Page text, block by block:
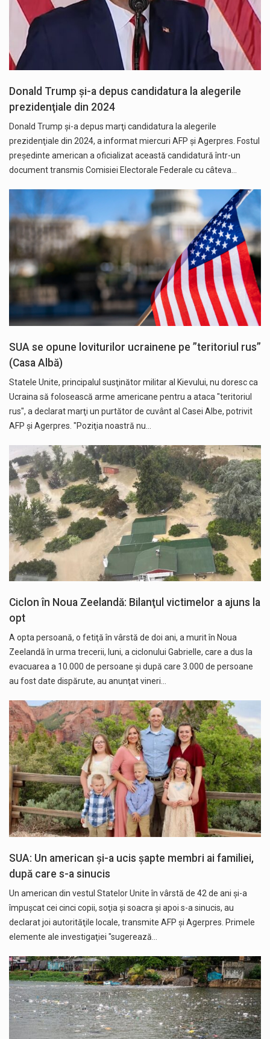
Donald Trump şi-a depus candidatura la alegerile
prezidenţiale din 2024
Donald Trump şi-a depus marţi candidatura la alegerile
prezidenţiale din 2024, a informat miercuri AFP și Agerpres. Fostul
preşedinte american a oficializat această candidatură într-un
document transmis Comisiei Electorale Federale cu câteva…
SUA se opune loviturilor ucrainene pe ”teritoriul rus”
(Casa Albă)
Statele Unite, principalul susţinător militar al Kievului, nu doresc ca
Ucraina să folosească arme americane pentru a ataca "teritoriul
rus", a declarat marţi un purtător de cuvânt al Casei Albe, potrivit
AFP și Agerpres. "Poziţia noastră nu…
Ciclon în Noua Zeelandă: Bilanţul victimelor a ajuns la
opt
A opta persoană, o fetiţă în vârstă de doi ani, a murit în Noua
Zeelandă în urma trecerii, luni, a ciclonului Gabrielle, care a dus la
evacuarea a 10.000 de persoane şi după care 3.000 de persoane
au fost date dispărute, au anunţat vineri…
SUA: Un american şi-a ucis şapte membri ai familiei,
după care s-a sinucis
Un american din vestul Statelor Unite în vârstă de 42 de ani şi-a
împuşcat cei cinci copii, soţia şi soacra şi apoi s-a sinucis, au
declarat joi autorităţile locale, transmite AFP și Agerpres. Primele
elemente ale investigaţiei "sugerează…